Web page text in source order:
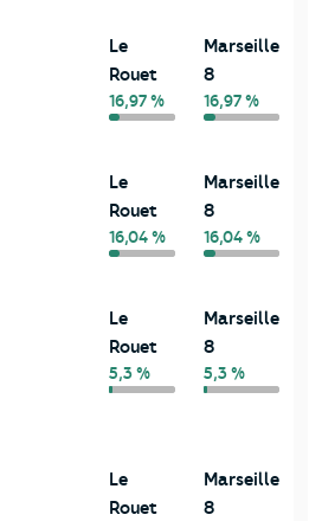
Le
Rouet
16,97 %
Marseille
8
16,97 %
Le
Rouet
16,04 %
Marseille
8
16,04 %
Le
Rouet
5,3 %
Marseille
8
5,3 %
Le
Rouet
Marseille
8